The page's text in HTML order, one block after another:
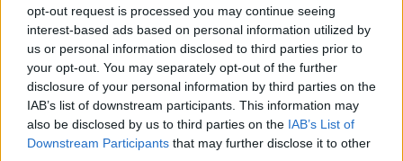
opt-out request is processed you may continue seeing
interest-based ads based on personal information utilized by
us or personal information disclosed to third parties prior to
your opt-out. You may separately opt-out of the further
disclosure of your personal information by third parties on the
IAB’s list of downstream participants. This information may
also be disclosed by us to third parties on the IAB’s List of
Downstream Participants that may further disclose it to other
ελληνικές τράπεζες «πρωταθλήτριες» στα δάνεια, νέο deal
Βαρδινογιάννη- Εξάρχου και ο διπλασιασμός των κερδών της
ΔΕΗ
05.08.2026
Randy Schekman, Νομπελίστας Ιατρικής: «Σε πέντε χρόνια
μπορεί να έχουμε θεραπεία που αναστέλλει την εξέλιξη του
Πάρκινσον»